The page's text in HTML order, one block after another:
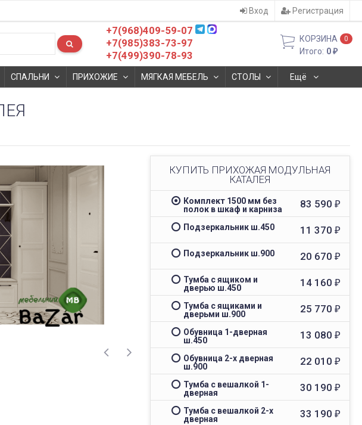
Вход Регистрация
+7(968)409-59-07
+7(985)383-73-97
+7(499)390-78-93
КОРЗИНА 0
Итого: 0₽
СПАЛЬНИ ПРИХОЖИЕ МЯГКАЯ МЕБЕЛЬ СТОЛЫ Ещё
КУПИТЬ ПРИХОЖАЯ МОДУЛЬНАЯ
КАТАЛЕЯ
Комплект 1500 мм без
полок в шкаф и карниза
83 590 ₽
Подзеркальник ш.450 11 370 ₽
Подзеркальник ш.900 20 670 ₽
Тумба с ящиком и
дверью ш.450
14 160 ₽
Тумба с ящиками и
дверьми ш.900
25 770 ₽
Обувница 1-дверная
ш.450
13 080 ₽
Обувница 2-х дверная
ш.900
22 010 ₽
Тумба с вешалкой 1-
дверная
30 190 ₽
Тумба с вешалкой 2-х
дверная
33 190 ₽